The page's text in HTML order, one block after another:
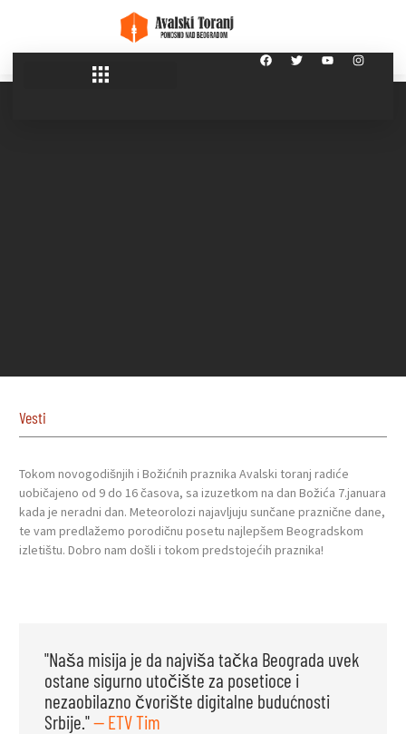
Vesti
Tokom novogodišnjih i Božićnih praznika Avalski toranj radiće
uobičajeno od 9 do 16 časova, sa izuzetkom na dan Božića 7.januara
kada je neradni dan. Meteorolozi najavljuju sunčane praznične dane,
te vam predlažemo porodičnu posetu najlepšem Beogradskom
izletištu. Dobro nam došli i tokom predstojećih praznika!
"Naša misija je da najviša tačka Beograda uvek
ostane sigurno utočište za posetioce i
nezaobilazno čvorište digitalne budućnosti
Srbije."— ETV Tim